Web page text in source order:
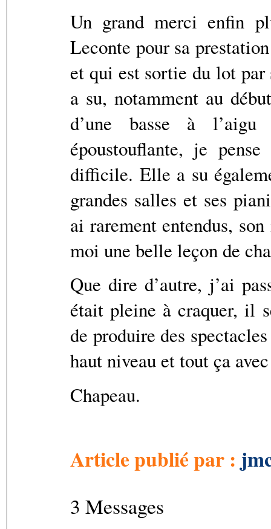
Un grand merci enfin
Leconte pour sa
et qui est sortie du lot par
a su, notamment au
d’une basse à
époustouflante, je
difficile. Elle a su
grandes salles et ses
ai rarement entendus,
moi une belle leçon de
Que dire d’autre, j’ai
était pleine à craquer, il
de produire des
haut niveau et tout ça
Chapeau.
Article publié par :
3 Messages